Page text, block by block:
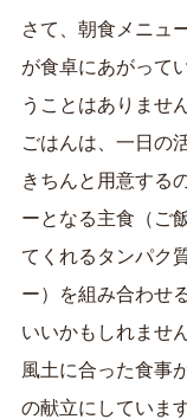
さて、朝食メニュ
が食卓にあがって
うことはありませ
ごはんは、一日の
きちんと用意する
ーとなる主食（ご
てくれるタンパク
ー）を組み合わせ
いいかもしれませ
風土に合った食事
の献立にしています